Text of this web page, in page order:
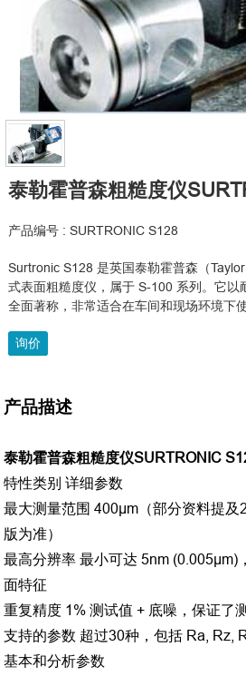
泰勒霍普森粗糙度仪
产品编号 : SURTRONIC S128
Surtronic S128 是英国泰勒霍普森（
式表面粗糙度仪，属于 S-100 系列。它以
全面著称，非常适合在车间和现场环境下使
询价
产品描述
泰勒霍普森粗糙度仪SURTRONIC
特性类别 详细参数
最大测量范围 400μm（部分资料提及
版为准）
最高分辨率 最小可达 5nm (0.005μm)
面特征
重复精度 1% 测试值 + 底噪，保证了
支持的参数 超过30种，包括 Ra, Rz,
基本和分析参数